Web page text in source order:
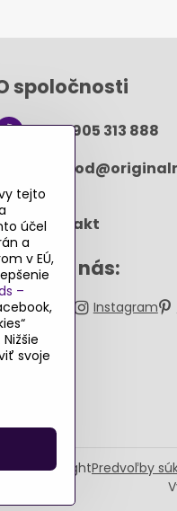
spoločnosti
+421 905 313 888
.sk
Kontakt
nás:
Facebook Instagram
Blog
CopyrightPredvoľby
tejto
účel
a
v EÚ,
–
svoje